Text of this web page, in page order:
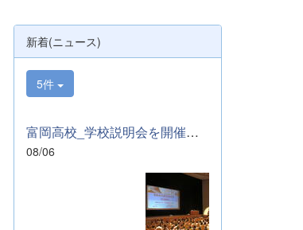
いただきました。
お忙しい中、ご来
場ありがとうござ
いました。 ま
た、各日およそ80
の生徒が各係業務
や進行、学校紹介
説明、探究発表な
新着(ニュース)
5件
富岡高校_学校説明会を開催しました
08/06